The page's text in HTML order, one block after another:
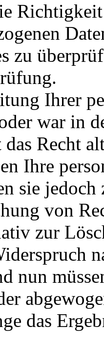
zu
Ihrer
war in
das Recht
Ihre
sie
von
zur
nun
das